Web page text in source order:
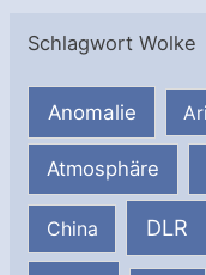
Schlagwort Wolke
Anomalie
Atmosphäre
China DLR